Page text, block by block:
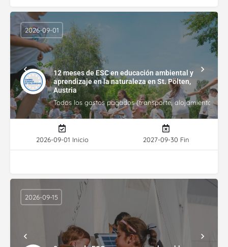
12 meses de ESC en educación ambiental y
aprendizaje en la naturaleza en St. Pölten,
Austria
Todos los gastos pagados (transporte, alojamiento,
2026-09-01
2026-09-01 Inicio 2027-09-30 Fin
2026-09-15